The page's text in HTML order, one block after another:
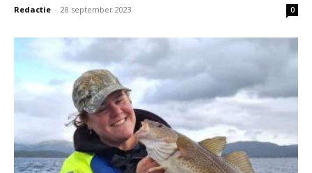
Redactie - 28 september 2023 0